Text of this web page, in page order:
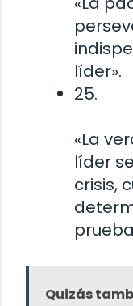
líder».
25.
«La
líder
crisis,
Quizás